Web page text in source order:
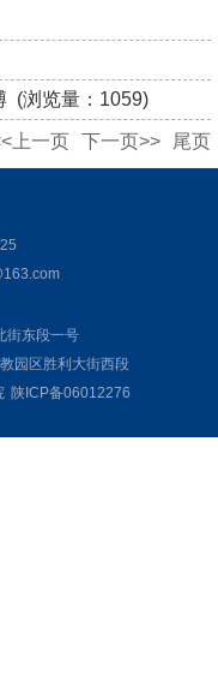
(浏览量： 1059)
上一页 下一页>> 尾页
街东段一号
园区胜利大街西段
陕ICP备06012276